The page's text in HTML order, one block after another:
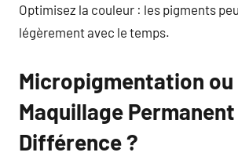
Optimisez la couleur : les pigments
légèrement avec le temps.
Micropigmentation ou
Maquillage
Différence ?